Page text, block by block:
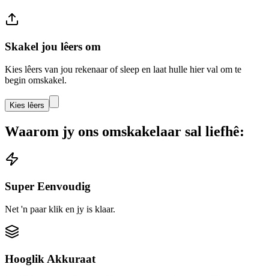
Skakel jou lêers om
Kies lêers van jou rekenaar of sleep en laat hulle hier val om te
begin omskakel.
Kies lêers
Waarom jy ons omskakelaar sal liefhê:
Super Eenvoudig
Net 'n paar klik en jy is klaar.
Hooglik Akkuraat